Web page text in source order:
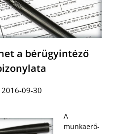
a bérügyintéző
2016-09-30
A
munkaerő-